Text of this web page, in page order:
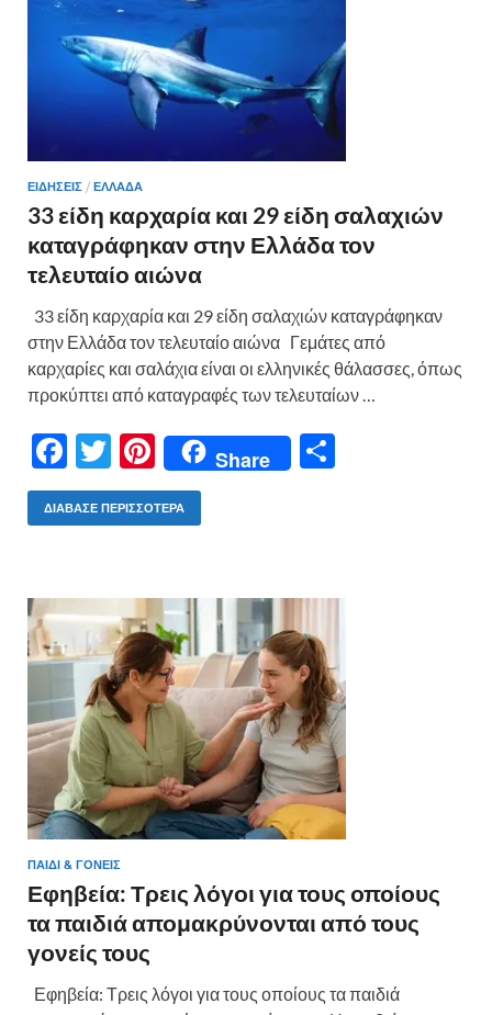
ΕΙΔΗΣΕΙΣ / ΕΛΛΑΔΑ
33 είδη καρχαρία και 29 είδη σαλαχιών
καταγράφηκαν στην Ελλάδα τον
τελευταίο αιώνα
33 είδη καρχαρία και 29 είδη σαλαχιών καταγράφηκαν
στην Ελλάδα τον τελευταίο αιώνα Γεμάτες από
καρχαρίες και σαλάχια είναι οι ελληνικές θάλασσες, όπως
προκύπτει από καταγραφές των τελευταίων …
F
ac
e
o
o
k
T
w
itt
Pi
nt
er
t
Share
σ
ίτ
ε
ΔΙΆΒΑΣΕ ΠΕΡΙΣΣΌΤΕΡΑ
ΠΑΙΔΊ & ΓΟΝΕΊΣ
Εφηβεία: Τρεις λόγοι για τους οποίους
τα παιδιά απομακρύνονται από τους
γονείς τους
Εφηβεία: Τρεις λόγοι για τους οποίους τα παιδιά